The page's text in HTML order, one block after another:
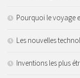
Pourquoi le voyage
Les nouvelles
Inventions les plus